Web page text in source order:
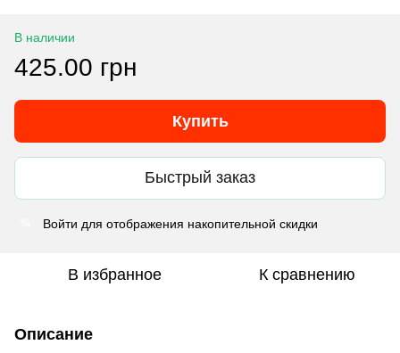
В наличии
425.00 грн
Купить
Быстрый заказ
Войти для отображения накопительной скидки
В избранное К сравнению
Описание